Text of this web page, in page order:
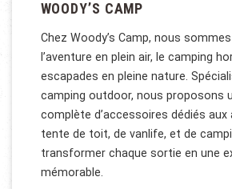
WOODY’S CAMP
Chez Woody’s Camp, nous
l’aventure en plein air, le camping
escapades en pleine nature.
camping outdoor, nous proposons
complète d’accessoires dédiés aux
tente de toit, de vanlife, et de
transformer chaque sortie en une
mémorable.